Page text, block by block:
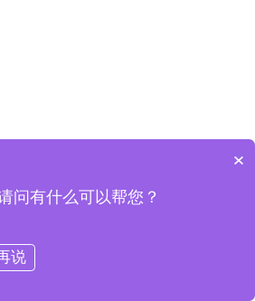
×
问有什么可以帮您？
说